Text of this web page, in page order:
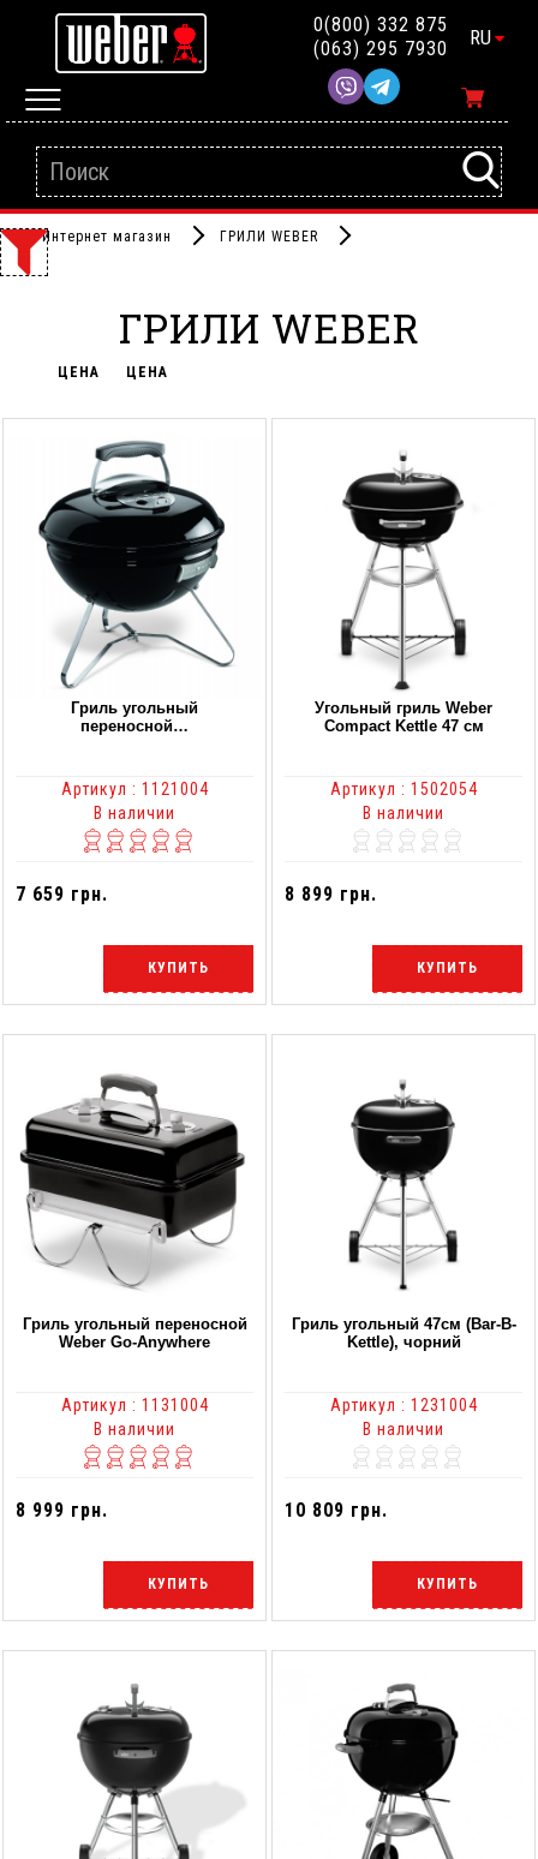
0(800) 332 875
(063) 295 7930
RU
Интернет магазин ГРИЛИ WEBER
ГРИЛИ WEBER
ЦЕНА ЦЕНА
Гриль угольный
переносной…
Артикул : 1121004
В наличии
7 659 грн.
КУПИТЬ
Угольный гриль Weber
Compact Kettle 47 см
Артикул : 1502054
В наличии
8 899 грн.
КУПИТЬ
Гриль угольный переносной
Weber Go-Anywhere
Артикул : 1131004
В наличии
8 999 грн.
КУПИТЬ
Гриль угольный 47см (Bar-B-
Kettle), чорний
Артикул : 1231004
В наличии
10 809 грн.
КУПИТЬ